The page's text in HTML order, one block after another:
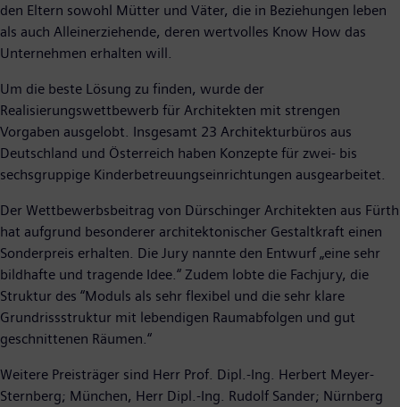
den Eltern sowohl Mütter und Väter, die in Beziehungen leben
als auch Alleinerziehende, deren wertvolles Know How das
Unternehmen erhalten will.
Um die beste Lösung zu finden, wurde der
Realisierungswettbewerb für Architekten mit strengen
Vorgaben ausgelobt. Insgesamt 23 Architekturbüros aus
Deutschland und Österreich haben Konzepte für zwei- bis
sechsgruppige Kinderbetreuungseinrichtungen ausgearbeitet.
Der Wettbewerbsbeitrag von Dürschinger Architekten aus Fürth
hat aufgrund besonderer architektonischer Gestaltkraft einen
Sonderpreis erhalten. Die Jury nannte den Entwurf „eine sehr
bildhafte und tragende Idee.“ Zudem lobte die Fachjury, die
Struktur des “Moduls als sehr flexibel und die sehr klare
Grundrissstruktur mit lebendigen Raumabfolgen und gut
geschnittenen Räumen.“
Weitere Preisträger sind Herr Prof. Dipl.-Ing. Herbert Meyer-
Sternberg; München, Herr Dipl.-Ing. Rudolf Sander; Nürnberg